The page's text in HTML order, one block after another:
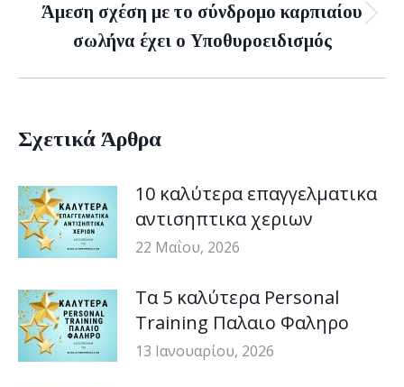
Next
post:
Άμεση σχέση με το σύνδρομο καρπιαίου
σωλήνα έχει ο Υποθυροειδισμός
Σχετικά Άρθρα
10 καλύτερα επαγγελματικα
αντισηπτικα χεριων
22 Μαΐου, 2026
Τα 5 καλύτερα Personal
Training Παλαιο Φαληρο
13 Ιανουαρίου, 2026